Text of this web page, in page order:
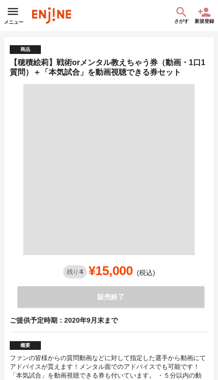
メニュー さがす 新規登録
商品
【穂積絵莉】戦術orメンタル教えちゃう券（動画・1⼝1
質問）＋「本気試合」を動画視聴できる券セット
残り 4 ¥15,000 (税込)
販売終了
ご提供予定時期：2020年9月末まで
概要
ファンの皆様からの質問動画などに対して指定した選手から動画にて
アドバイスが貰えます！メンタル面でのアドバイスでも可能です！
「本気試合」を動画視聴できる券も付いています。 ・５分以内の動